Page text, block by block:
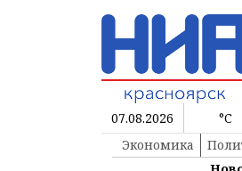
07.08.2026 °C
Экономика